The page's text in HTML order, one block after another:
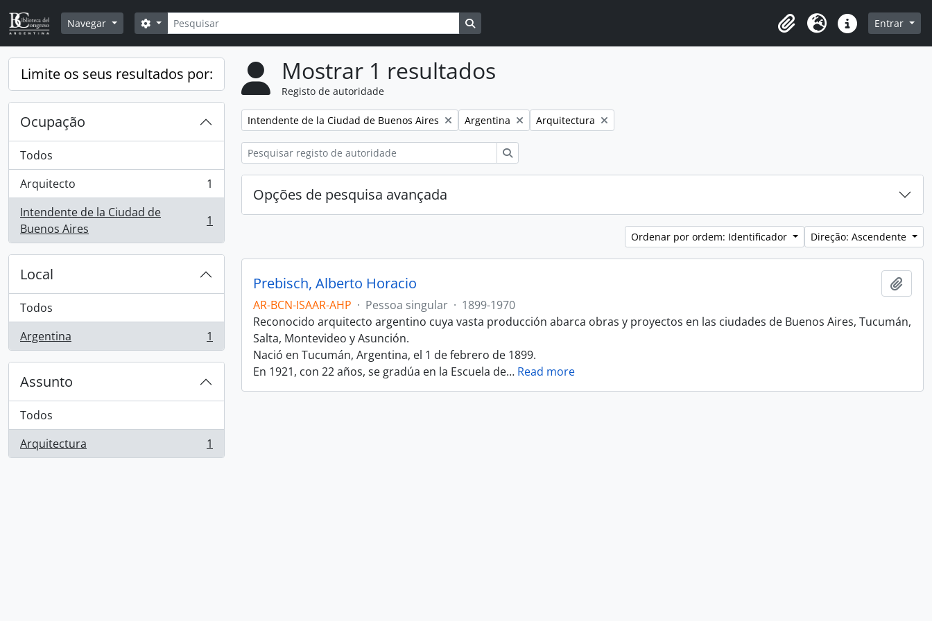
Skip to main content
Navegar
Pesquisar
Opções de busca
Área de transferência
Idioma Ligações rápidas
Entrar
Limite os seus resultados por:
Ocupação
Todos
Arquitecto
, 1 resultados
1
Intendente de la Ciudad de
Buenos Aires
, 1 resultados 1
Local
Todos
Argentina
, 1 resultados 1
Assunto
Todos
Arquitectura
, 1 resultados 1
Mostrar 1 resultados
Registo de autoridade
Remover filtro:
Intendente de la Ciudad de Buenos Aires Remover filtro:
Argentina Remover filtro:
Arquitectura
Opções de pesquisa avançada
Ordenar por ordem: Identificador Direção: Ascendente
Prebisch, Alberto Horacio
AR-BCN-ISAAR-AHP · Pessoa singular · 1899-1970
Reconocido arquitecto argentino cuya vasta producción abarca obras y proyectos en las ciudades de Buenos Aires, Tucumán,
Salta, Montevideo y Asunción.
Nació en Tucumán, Argentina, el 1 de febrero de 1899.
En 1921, con 22 años, se gradúa en la Escuela de… Read more